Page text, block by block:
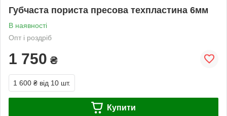
Губчаста пориста пресова техпластина 6мм
В наявності
Опт і роздріб
1 750 ₴
1 600 ₴ від 10 шт.
Купити